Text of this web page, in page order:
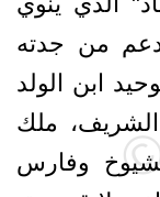
من جدته
ابن الولد
الشريف، ملك
وفارس